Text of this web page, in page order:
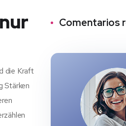
die Kraft
Stärken
Comentarios